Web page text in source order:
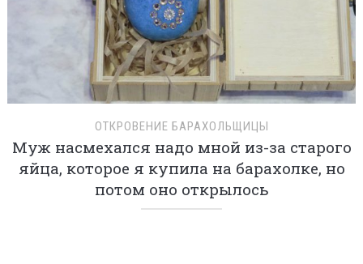
ОТКРОВЕНИЕ БАРАХОЛЬЩИЦЫ
Муж насмехался надо мной из-за старого
яйца, которое я купила на барахолке, но
потом оно открылось